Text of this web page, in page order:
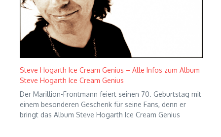
Steve Hogarth Ice Cream Genius – Alle Infos zum Album
Steve Hogarth Ice Cream Genius
Der Marillion-Frontmann feiert seinen 70. Geburtstag mit
einem besonderen Geschenk für seine Fans, denn er
bringt das Album Steve Hogarth Ice Cream Genius